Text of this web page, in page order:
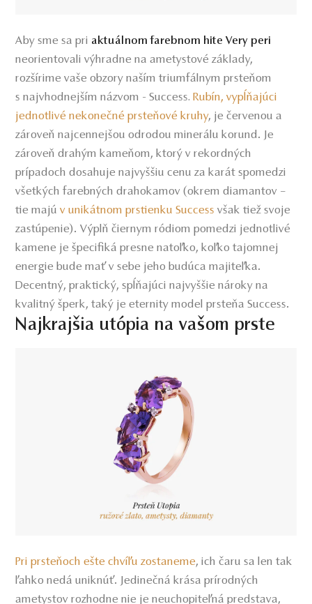
Aby sme sa pri aktuálnom farebnom hite Very peri
neorientovali výhradne na ametystové základy,
rozšírime vaše obzory naším triumfálnym prsteňom
s najvhodnejším názvom - Success. Rubín, vypĺňajúci
jednotlivé nekonečné prsteňové kruhy, je červenou a
zároveň najcennejšou odrodou minerálu korund. Je
zároveň drahým kameňom, ktorý v rekordných
prípadoch dosahuje najvyššiu cenu za karát spomedzi
všetkých farebných drahokamov (okrem diamantov –
tie majú v unikátnom prstienku Success však tiež svoje
zastúpenie). Výplň čiernym ródiom pomedzi jednotlivé
kamene je špecifiká presne natoľko, koľko tajomnej
energie bude mať v sebe jeho budúca majiteľka.
Decentný, praktický, spĺňajúci najvyššie nároky na
kvalitný šperk, taký je eternity model prsteňa Success.
Najkrajšia utópia na vašom prste
Pri prsteňoch ešte chvíľu zostaneme, ich čaru sa len tak
ľahko nedá uniknúť. Jedinečná krása prírodných
ametystov rozhodne nie je neuchopiteľná predstava,